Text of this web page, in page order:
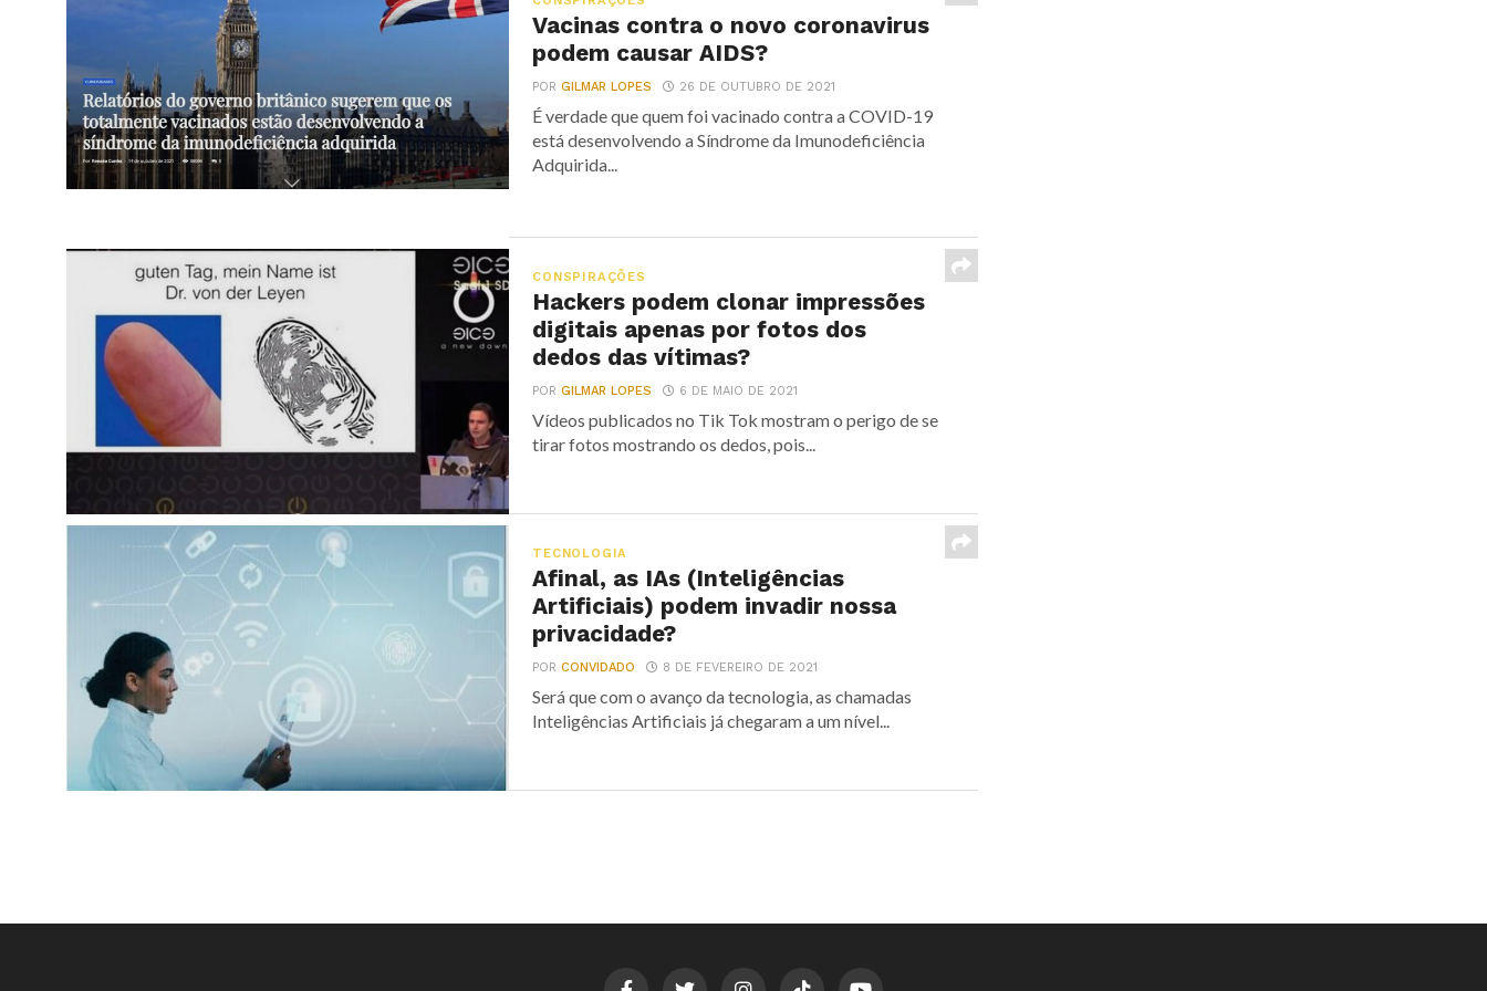
Vacinas contra o novo coronavirus
podem causar AIDS?
PORGILMAR LOPES 26 DE OUTUBRO DE 2021
É verdade que quem foi vacinado contra a COVID-19
está desenvolvendo a Síndrome da Imunodeficiência
Adquirida...
CONSPIRAÇÕES
Hackers podem clonar impressões
digitais apenas por fotos dos
dedos das vítimas?
PORGILMAR LOPES 6 DE MAIO DE 2021
Vídeos publicados no Tik Tok mostram o perigo de se
tirar fotos mostrando os dedos, pois...
TECNOLOGIA
Afinal, as IAs (Inteligências
Artificiais) podem invadir nossa
privacidade?
PORCONVIDADO 8 DE FEVEREIRO DE 2021
Será que com o avanço da tecnologia, as chamadas
Inteligências Artificiais já chegaram a um nível...